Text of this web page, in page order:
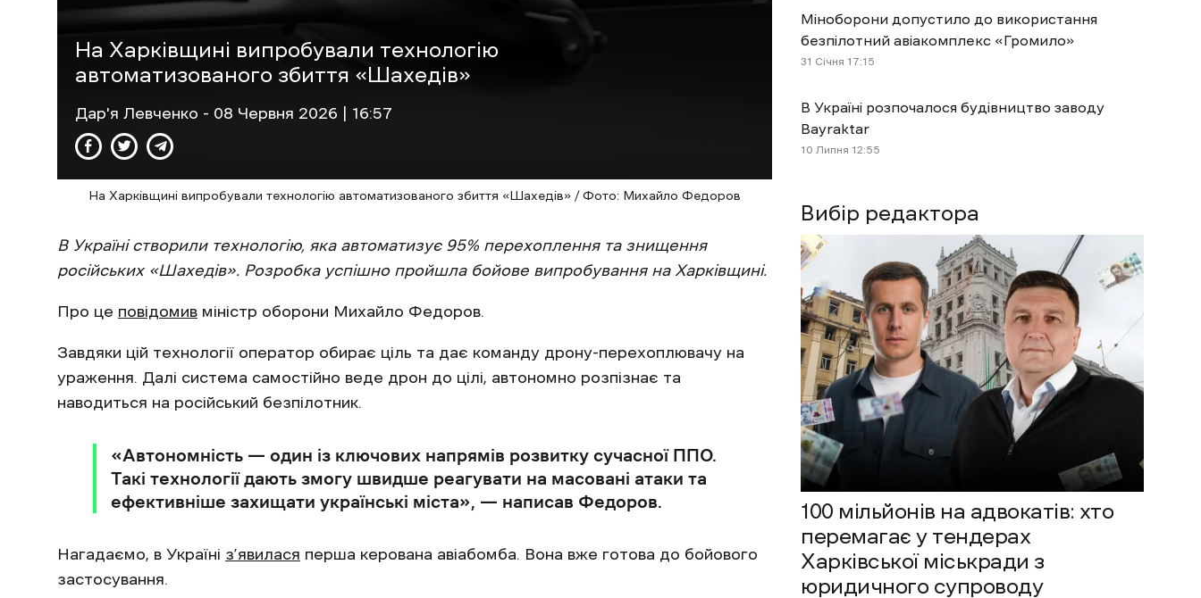
На Харківщині випробували технологію
автоматизованого збиття «Шахедів»
Дар'я Левченко - 08 Червня 2026 | 16:57
На Харківщині випробували технологію автоматизованого збиття «Шахедів» / Фото: Михайло Федоров
В Україні створили технологію, яка автоматизує 95% перехоплення та знищення
російських «Шахедів». Розробка успішно пройшла бойове випробування на Харківщині.
Про це повідомив міністр оборони Михайло Федоров.
Завдяки цій технології оператор обирає ціль та дає команду дрону-перехоплювачу на
ураження. Далі система самостійно веде дрон до цілі, автономно розпізнає та
наводиться на російський безпілотник.
«Автономність — один із ключових напрямів розвитку сучасної ППО.
Такі технології дають змогу швидше реагувати на масовані атаки та
ефективніше захищати українські міста», — написав Федоров.
Нагадаємо, в Україні з’явилася перша керована авіабомба. Вона вже готова до бойового
застосування.
Вибір редактора
100 мільйонів на адвокатів: хто
перемагає у тендерах
Харківської міськради з
юридичного супроводу
Міноборони допустило до використання
безпілотний авіакомплекс «Громило»
31 Січня 17:15
В Україні розпочалося будівництво заводу
Bayraktar
10 Липня 12:55